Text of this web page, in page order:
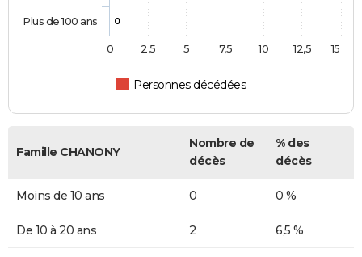
0
Personnes décédées
Plus de 100 ans
0 2,5 5 7,5 10 12,5 15
Famille CHANONY
Nombre de
décès
% des
décès
Moins de 10 ans 0 0 %
De 10 à 20 ans 2 6,5 %